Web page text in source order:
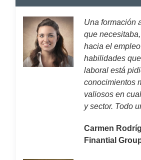
Una formación
que
hacia el
habilidades
laboral está
conocimientos
valiosos en
y sector. Todo
Carmen
Finantial